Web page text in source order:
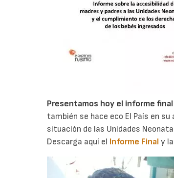
Presentamos hoy el informe final
también se hace eco El País en su
situación de las Unidades
Descarga aquí el Informe Final y la